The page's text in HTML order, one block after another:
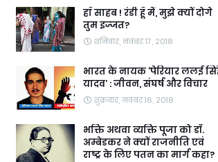
हाँ साहब ! रंडी हूँ मैं, मुझे क्यों दोगे
तुम इज्जत?
शनिवार, नवंबर 17, 2018
भारत के नायक ‘पेरियार ललई
यादव’ : जीवन, संघर्ष और विचार
शुक्रवार, नवंबर 16, 2018
भक्ति अथवा व्यक्ति पूजा को डॉ.
अम्बेडकर ने क्यों राजनीति एवं
राष्ट्र के लिए पतन का मार्ग कहा?